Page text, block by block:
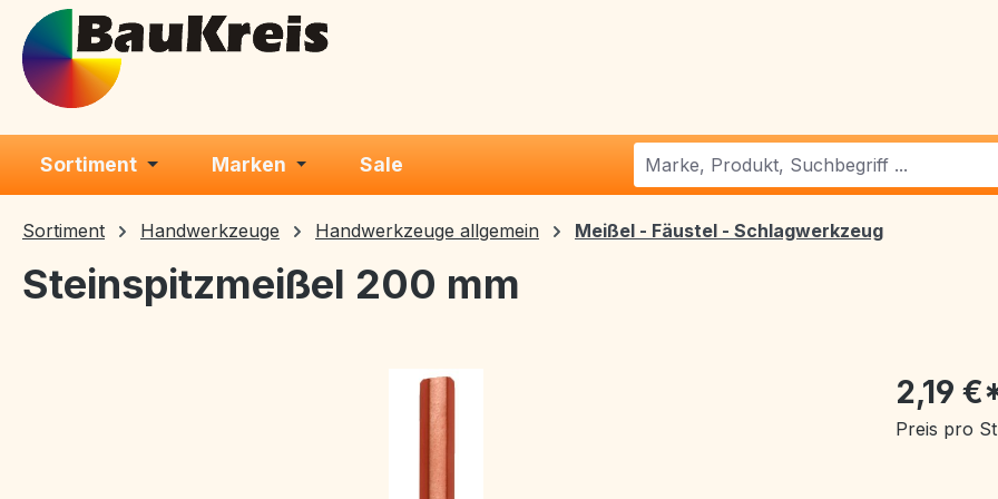
Hauptinhalt springen
Zur Suche springen
Zur Hauptnavigation springen
Sortiment Marken Sale
Sortiment Handwerkzeuge Handwerkzeuge allgemein Meißel - Fäustel - Schlagwerkzeug
Steinspitzmeißel 200 mm
2,19
Preis pro